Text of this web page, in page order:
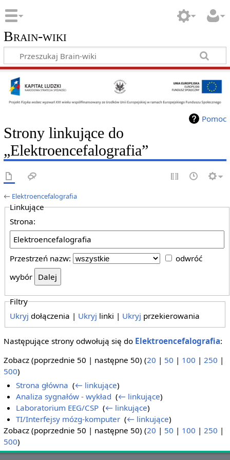
Brain-wiki
Pomoc
Strony linkujące do
„Elektroencefalografia”
← Elektroencefalografia
Linkujące
Strona:
Przestrzeń nazw:
odwróć
wybór
Filtry
Ukryj dołączenia | Ukryj linki | Ukryj przekierowania
Następujące strony odwołują się do Elektroencefalografia:
Zobacz (poprzednie 50 | następne 50) (20 | 50 | 100 | 250 |
500)
Strona główna ‎(← linkujące)
Analiza sygnałów - wykład ‎(← linkujące)
Laboratorium EEG/CSP ‎(← linkujące)
TI/Interfejsy mózg-komputer ‎(← linkujące)
Zobacz (poprzednie 50 | następne 50) (20 | 50 | 100 | 250 |
500)